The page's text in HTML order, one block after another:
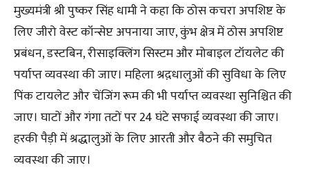
मुख्यमंत्री श्री पुष्कर सिंह धामी ने कहा कि ठोस कचरा अपशिष्ट के
लिए जीरो वेस्ट कॉन्सेप्ट अपनाया जाए, कुंभ क्षेत्र में ठोस अपशिष्ट
प्रबंधन, डस्टबिन, रीसाइक्लिंग सिस्टम और मोबाइल टॉयलेट की
पर्याप्त व्यवस्था की जाए। महिला श्रद़धालुओं की सुविधा के लिए
पिंक टायलेट और चेंजिंग रूम की भी पर्याप्त व्यवस्था सुनिश्चित की
जाए। घाटों और गंगा तटों पर 24 घंटे सफाई व्यवस्था की जाए।
हरकी पैड़ी में श्रद्धालुओं के लिए आरती और बैठने की समुचित
व्यवस्था की जाए।